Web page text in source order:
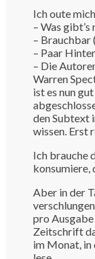
Ich oute
– Was gibt’s
– Brauchbar
– Paar
– Die
Warren
ist es nun
den Subtext
wissen. Erst
Ich brauche
konsumiere,
Aber in der
pro Ausgabe
Zeitschrift
im Monat, in